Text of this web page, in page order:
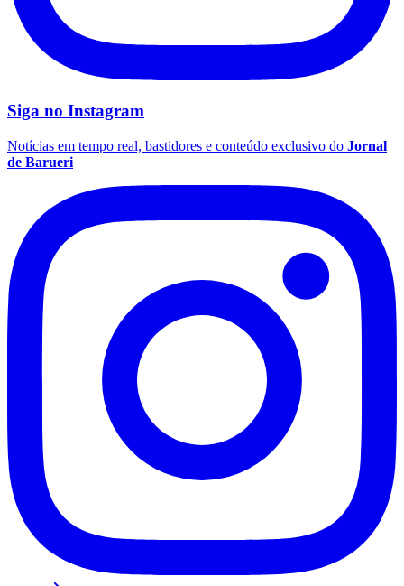
Flamengo
Siga no Instagram
Notícias em tempo real, bastidores e conteúdo exclusivo do Jornal
de Barueri